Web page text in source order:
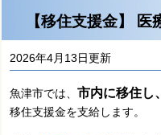
【移住支援金】
2026年4月13日更新
魚津市では、市内に移住し
移住支援金を支給します。